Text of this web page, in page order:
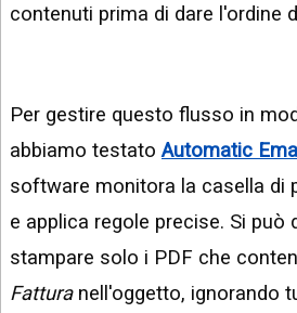
contenuti prima di dare l'ordine
Per gestire questo flusso in
abbiamo testato Automatic
software monitora la casella di
e applica regole precise. Si può
stampare solo i PDF che
Fatturanell'oggetto, ignorando